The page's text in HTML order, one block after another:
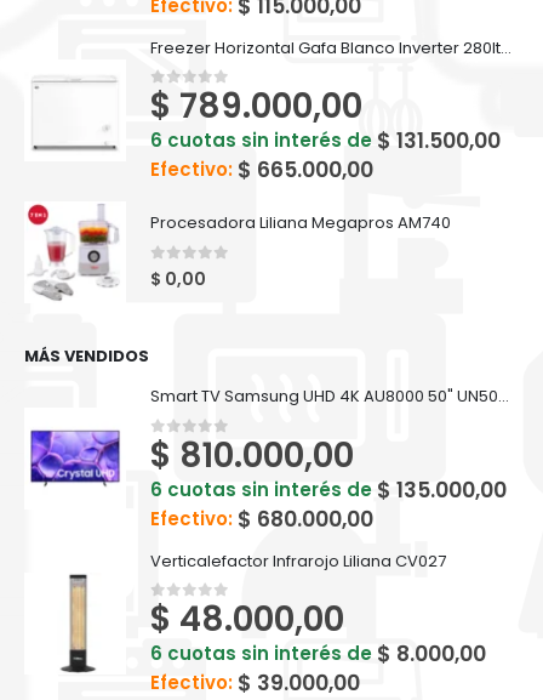
Efectivo: $ 115.000,00
Freezer Horizontal Gafa Blanco Inverter 280lts FGHI300B-L
0out of 5
$ 789.000,00
6 cuotas sin interés de $ 131.500,00
Efectivo: $ 665.000,00
Procesadora Liliana Megapros AM740
0 out of 5
$ 0,00
MÁS VENDIDOS
Smart TV Samsung UHD 4K AU8000 50" UN50U8000FFXZX
0out of 5
$ 810.000,00
6 cuotas sin interés de $ 135.000,00
Efectivo: $ 680.000,00
Verticalefactor Infrarojo Liliana CV027
0out of 5
$ 48.000,00
6 cuotas sin interés de $ 8.000,00
Efectivo: $ 39.000,00